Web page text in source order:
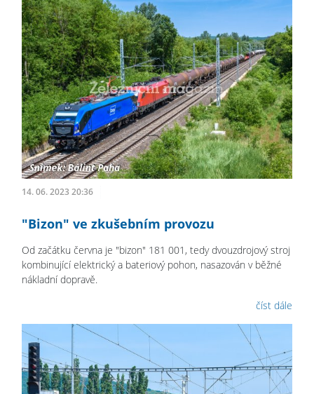
14. 06. 2023 20:36
"Bizon" ve zkušebním provozu
Od začátku června je "bizon" 181 001, tedy dvouzdrojový stroj
kombinující elektrický a bateriový pohon, nasazován v běžné
nákladní dopravě.
číst dále